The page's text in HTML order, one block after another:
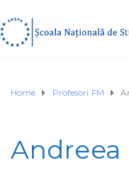
Home Profesori FM
Andreea